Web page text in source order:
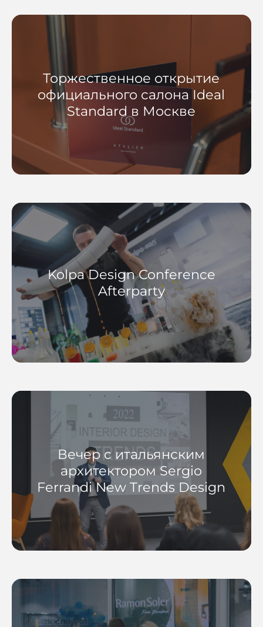
Торжественное открытие
официального салона Ideal
Standard в Москве
Kolpa Design Conference
Afterparty
Вечер с итальянским
архитектором Sergio
Ferrandi New Trends Design